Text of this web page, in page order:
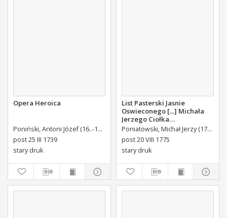
Opera Heroica
Poniński, Antoni Józef (16..-1742). Królikiewicz, Jan Maksymilian. Wyd.
post 25 III 1739
stary druk
List Pasterski Jasnie
Oswieconego [...] Michała
Jerzego Ciołka
Poniatowskiego Biskupa
Płockiego Xiązęcia
Pułtuskiego [...] Do Oboyga
Stanu Tak Duchownego,
Swoiey Roku Panskiego
1775 [...] Wydany.
Poniatowski, Michał Jerzy (1736-1794)
post 20 VIII 1775
stary druk